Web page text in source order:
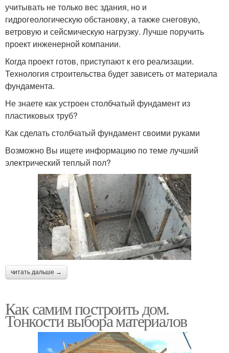
учитывать не только вес здания, но и
гидрогеологическую обстановку, а также снеговую,
ветровую и сейсмическую нагрузку. Лучше поручить
проект инженерной компании.
Когда проект готов, приступают к его реализации.
Технология строительства будет зависеть от материала
фундамента.
Не знаете как устроен столбчатый фундамент из
пластиковых труб?
Как сделать столбчатый фундамент своими руками
Возможно Вы ищете информацию по теме лучший
электрический теплый пол?
читать дальше →
Как самим построить дом.
Тонкости выбора материалов